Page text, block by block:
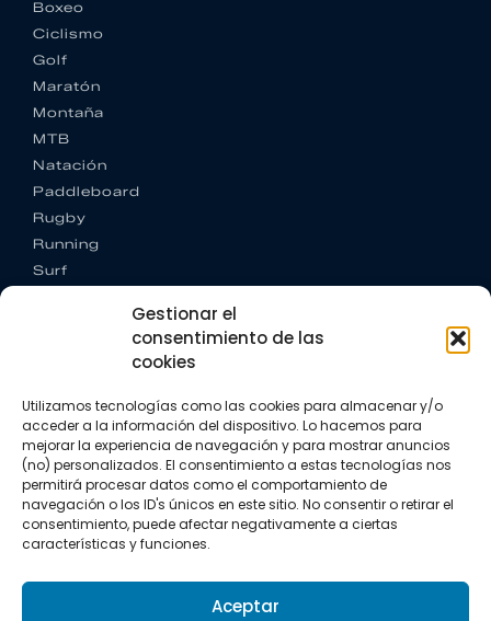
Gestionar el
consentimiento de las
cookies
Utilizamos tecnologías como las cookies para almacenar y/o
acceder a la información del dispositivo. Lo hacemos para
mejorar la experiencia de navegación y para mostrar anuncios
(no) personalizados. El consentimiento a estas tecnologías nos
permitirá procesar datos como el comportamiento de
navegación o los ID's únicos en este sitio. No consentir o retirar el
consentimiento, puede afectar negativamente a ciertas
características y funciones.
Aceptar
Boxeo
Ciclismo
Golf
Maratón
Montaña
MTB
Natación
Paddleboard
Rugby
Running
Surf
CONTACTO
+34 662 342 177
info@vkssport.com
SÍGUENOS
Política de privacidad